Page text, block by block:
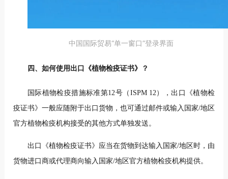
中国国际贸易“单一窗口”登录界面
四、如何使用出口《植物检疫证书》？
国际植物检疫措施标准第12号（ISPM 12），出口《植物检
疫证书》一般应随附于出口货物，也可通过邮件或输入国家/地区
官方植物检疫机构接受的其他方式单独发送。
出口《植物检疫证书》应当在货物到达输入国家/地区时，由
货物进口商或代理商向输入国家/地区官方植物检疫机构提供。